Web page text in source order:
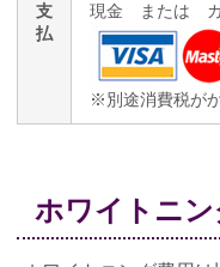
支
払
現金 または カ
※別途消費税が
ホワイトニ